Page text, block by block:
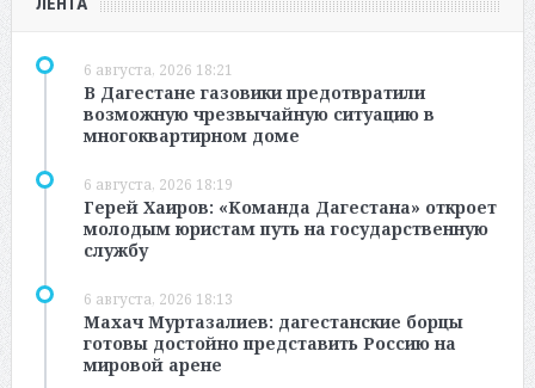
6 августа, 2026 18:21
В Дагестане газовики предотвратили
возможную чрезвычайную ситуацию в
многоквартирном доме
6 августа, 2026 18:19
Герей Хаиров: «Команда Дагестана» откроет
молодым юристам путь на государственную
службу
6 августа, 2026 18:13
Махач Муртазалиев: дагестанские борцы
готовы достойно представить Россию на
мировой арене